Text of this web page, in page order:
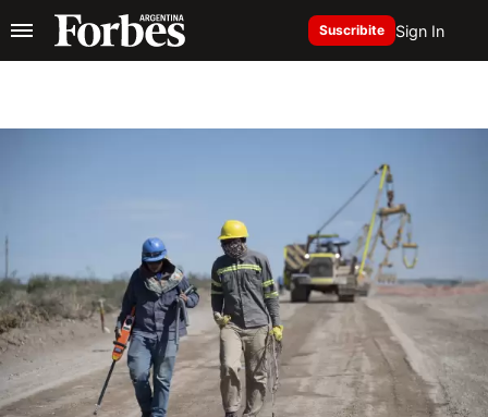
Suscribite Sign In